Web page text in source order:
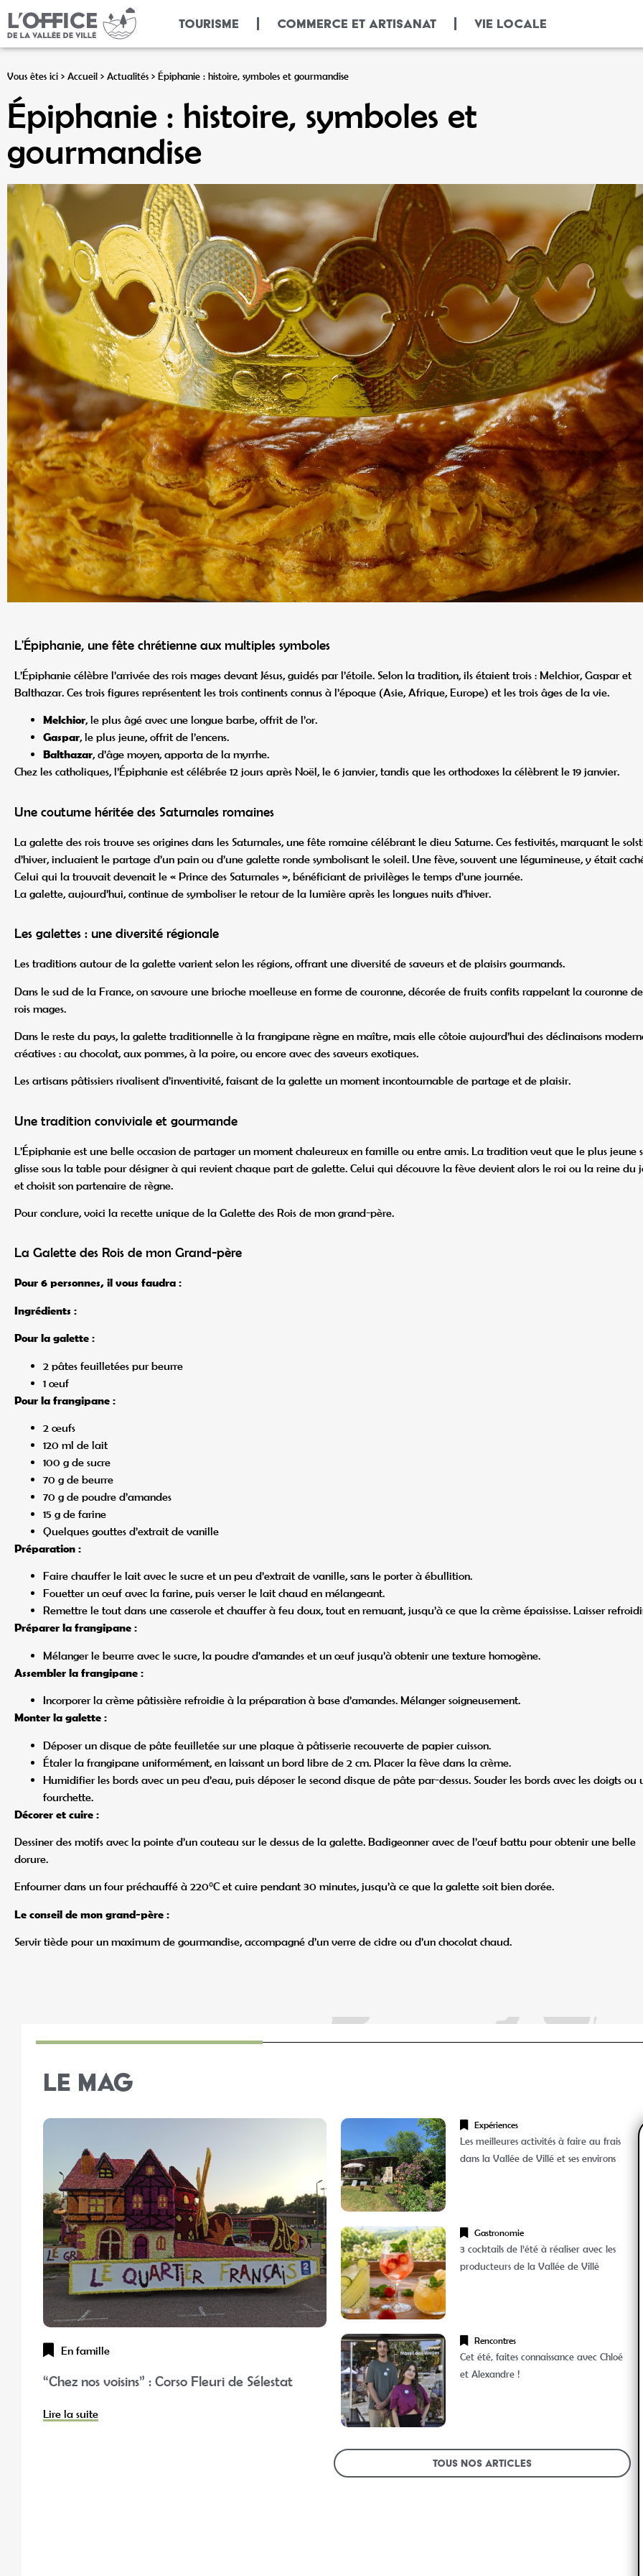
TOURISME COMMERCE ET ARTISANAT VIE LOCALE
Vous êtes ici > Accueil > Actualités > Épiphanie : histoire, symboles et gourmandise
Épiphanie : histoire, symboles et
gourmandise
L'Épiphanie, une fête chrétienne aux multiples symboles
L’Épiphanie célèbre l’arrivée des rois mages devant Jésus, guidés par l’étoile. Selon la tradition, ils étaient trois : Melchior, Gaspar et
Balthazar. Ces trois figures représentent les trois continents connus à l’époque (Asie, Afrique, Europe) et les trois âges de la vie.
Melchior, le plus âgé avec une longue barbe, offrit de l’or.
Gaspar, le plus jeune, offrit de l’encens.
Balthazar, d’âge moyen, apporta de la myrrhe.
Chez les catholiques, l’Épiphanie est célébrée 12 jours après Noël, le 6 janvier, tandis que les orthodoxes la célèbrent le 19 janvier.
Une coutume héritée des Saturnales romaines
La galette des rois trouve ses origines dans les Saturnales, une fête romaine célébrant le dieu Saturne. Ces festivités, marquant le
d’hiver, incluaient le partage d’un pain ou d’une galette ronde symbolisant le soleil. Une fève, souvent une légumineuse, y était
Celui qui la trouvait devenait le « Prince des Saturnales », bénéficiant de privilèges le temps d’une journée.
La galette, aujourd’hui, continue de symboliser le retour de la lumière après les longues nuits d’hiver.
Les galettes : une diversité régionale
Les traditions autour de la galette varient selon les régions, offrant une diversité de saveurs et de plaisirs gourmands.
Dans le sud de la France, on savoure une brioche moelleuse en forme de couronne, décorée de fruits confits rappelant la couronne
rois mages.
Dans le reste du pays, la galette traditionnelle à la frangipane règne en maître, mais elle côtoie aujourd’hui des déclinaisons
créatives : au chocolat, aux pommes, à la poire, ou encore avec des saveurs exotiques.
Les artisans pâtissiers rivalisent d’inventivité, faisant de la galette un moment incontournable de partage et de plaisir.
Une tradition conviviale et gourmande
L’Épiphanie est une belle occasion de partager un moment chaleureux en famille ou entre amis. La tradition veut que le plus jeune
glisse sous la table pour désigner à qui revient chaque part de galette. Celui qui découvre la fève devient alors le roi ou la reine du
et choisit son partenaire de règne.
Pour conclure, voici la recette unique de la Galette des Rois de mon grand-père.
La Galette des Rois de mon Grand-père
Pour 6 personnes, il vous faudra :
Ingrédients :
Pour la galette :
2 pâtes feuilletées pur beurre
1 œuf
Pour la frangipane :
2 œufs
120 ml de lait
100 g de sucre
70 g de beurre
70 g de poudre d’amandes
15 g de farine
Quelques gouttes d’extrait de vanille
Préparation :
Faire chauffer le lait avec le sucre et un peu d’extrait de vanille, sans le porter à ébullition.
Fouetter un œuf avec la farine, puis verser le lait chaud en mélangeant.
Remettre le tout dans une casserole et chauffer à feu doux, tout en remuant, jusqu’à ce que la crème épaississe. Laisser
Préparer la frangipane :
Mélanger le beurre avec le sucre, la poudre d’amandes et un œuf jusqu’à obtenir une texture homogène.
Assembler la frangipane :
Incorporer la crème pâtissière refroidie à la préparation à base d’amandes. Mélanger soigneusement.
Monter la galette :
Déposer un disque de pâte feuilletée sur une plaque à pâtisserie recouverte de papier cuisson.
Étaler la frangipane uniformément, en laissant un bord libre de 2 cm. Placer la fève dans la crème.
Humidifier les bords avec un peu d’eau, puis déposer le second disque de pâte par-dessus. Souder les bords avec les doigts ou
fourchette.
Décorer et cuire :
Dessiner des motifs avec la pointe d’un couteau sur le dessus de la galette. Badigeonner avec de l’œuf battu pour obtenir une belle
dorure.
Enfourner dans un four préchauffé à 220°C et cuire pendant 30 minutes, jusqu’à ce que la galette soit bien dorée.
Le conseil de mon grand-père :
Servir tiède pour un maximum de gourmandise, accompagné d’un verre de cidre ou d’un chocolat chaud.
LE MAG
En famille
“Chez nos voisins” : Corso Fleuri de Sélestat
Lire la suite
Expériences
Les meilleures activités à faire au frais
dans la Vallée de Villé et ses environs
Gastronomie
3 cocktails de l’été à réaliser avec les
producteurs de la Vallée de Villé
Rencontres
Cet été, faites connaissance avec Chloé
et Alexandre !
Tous nos articles
Panneau de gestion des cookies